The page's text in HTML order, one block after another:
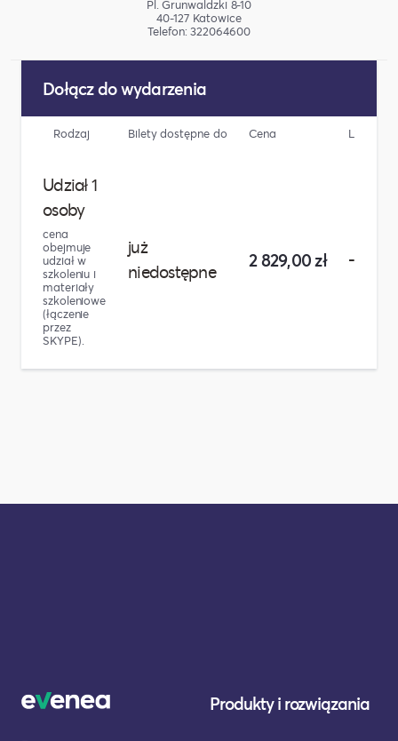
Pl. Grunwaldzki 8-10
40-127 Katowice
Telefon: 322064600
Dołącz do wydarzenia
Rodzaj Bilety dostępne do Cena Liczba
Udział 1
osoby
cena
obejmuje
udział w
szkoleniu i
materiały
szkoleniowe
(łączenie
przez
SKYPE).
już
niedostępne
2 829,00 zł -
Produkty i rozwiązania